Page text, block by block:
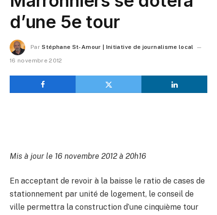
d’une 5e tour
Par Stéphane St-Amour | Initiative de journalisme local
16 novembre 2012
Mis à jour le 16 novembre 2012 à 20h16
En acceptant de revoir à la baisse le ratio de cases de
stationnement par unité de logement, le conseil de
ville permettra la construction d’une cinquième tour